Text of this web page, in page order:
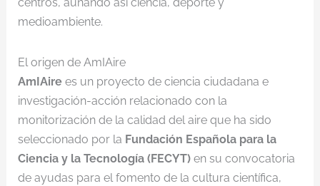
medioambiente.
El origen de AmIAire
AmIAirees un proyecto de ciencia ciudadana e
investigación-acción relacionado con la
monitorización de la calidad del aire que ha sido
seleccionado por la Fundación Española para la
Ciencia y la Tecnología (FECYT)en su convocatoria
de ayudas para el fomento de la cultura científica,